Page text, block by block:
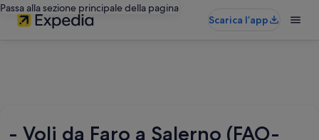
Passa alla sezione principale della pagina
Scarica l’app
- Voli da Faro a Salerno (FAO-